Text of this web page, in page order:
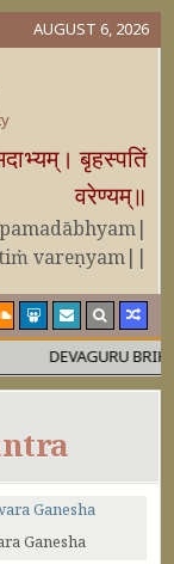
AUGUST 6, 2026
बृहस्पतिं
वरेण्यम्॥
vareṇyam||
BRIHASPATI
Ganesha